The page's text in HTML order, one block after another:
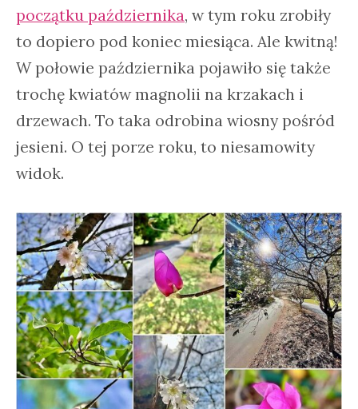
początku października, w tym roku zrobiły
to dopiero pod koniec miesiąca. Ale kwitną!
W połowie października pojawiło się także
trochę kwiatów magnolii na krzakach i
drzewach. To taka odrobina wiosny pośród
jesieni. O tej porze roku, to niesamowity
widok.